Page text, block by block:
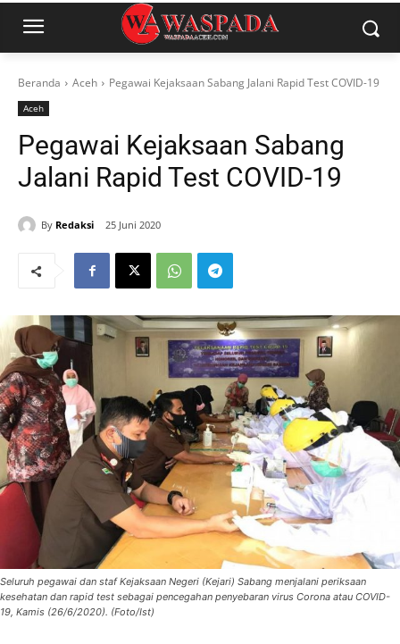
Beranda Aceh Pegawai Kejaksaan Sabang Jalani Rapid Test COVID-19
Aceh
Pegawai Kejaksaan Sabang
Jalani Rapid Test COVID-19
By Redaksi 25 Juni 2020
Seluruh pegawai dan staf Kejaksaan Negeri (Kejari) Sabang menjalani periksaan
kesehatan dan rapid test sebagai pencegahan penyebaran virus Corona atau COVID-
19, Kamis (26/6/2020). (Foto/Ist)